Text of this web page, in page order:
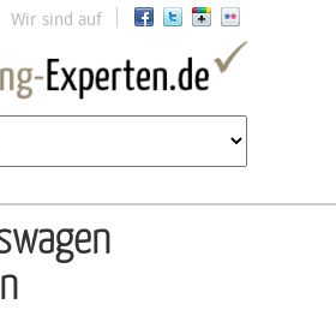
Jump to navigation
Wir sind auf